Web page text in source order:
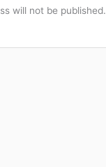
will not be published.